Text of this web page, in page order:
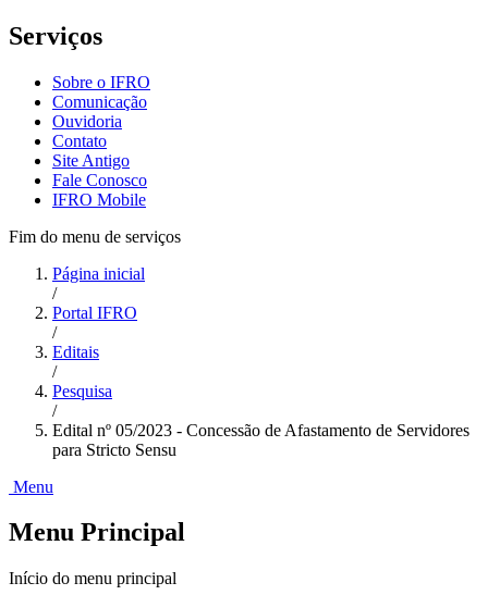
Serviços
Sobre o IFRO
Comunicação
Ouvidoria
Contato
Site Antigo
Fale Conosco
IFRO Mobile
Fim do menu de serviços
Página inicial
/
Portal IFRO
/
Editais
/
Pesquisa
/
Edital nº 05/2023 - Concessão de Afastamento de Servidores
para Stricto Sensu
Menu
Menu Principal
Início do menu principal